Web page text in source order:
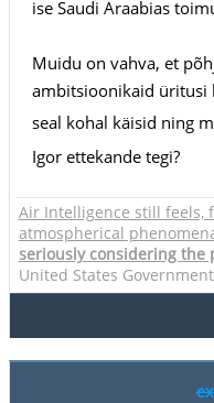
ise Saudi Araabias
Muidu on vahva, et
ambitsioonikaid üritusi
seal kohal käisid ning
Igor ettekande tegi?
Air Intelligence still feels,
atmospherical
seriously considering
United States